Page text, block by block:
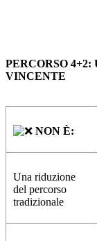
PERCORSO
VINCENTE
NON È:
Una riduzione
del percorso
tradizionale